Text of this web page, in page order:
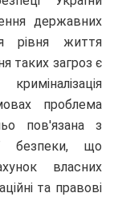
державних
рівня життя
таких загроз є
проблема
пов'язана з
безпеки, що
власних
та правові